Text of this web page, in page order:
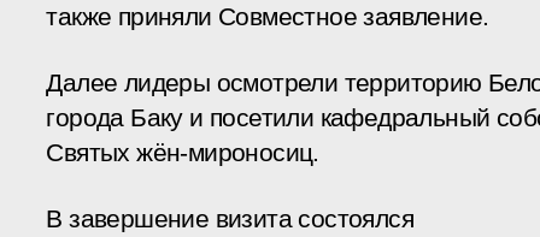
также приняли Совместное заявление.
Далее лидеры осмотрели территорию
города Баку и посетили кафедральный
Святых жён-мироносиц.
В завершение визита состоялся